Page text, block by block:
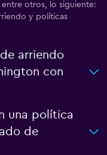
otros, lo siguiente:
y políticas
arriendo
con
una política
de